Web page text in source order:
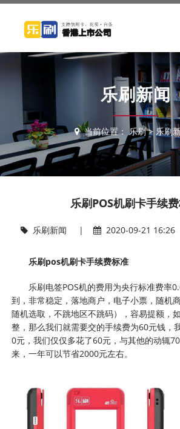
乐刷新闻
当前位置： 乐刷> 乐刷
乐刷POS机刷卡手续
乐刷新闻 | 2020-09-21
乐刷pos机刷卡手续费标准
乐刷电签POS机的费用为央行标准费率
到，非常稳定，落地商户，电子小票，随机
随机选取，不跳地区不跳码），容易提额，
整，那么我们就需要交的手续费为60元钱，
0元，我们仅仅多花了60元，与其他的动辄
来，一年可以节省2000元左右。